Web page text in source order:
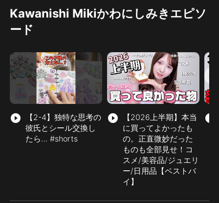
Kawanishi Mikiかわにしみきエピソ
ード
play_circle_filled
【2-4】独特な思考の
彼氏とシール交換し
たら… #shorts
play_circle_filled
【2026上半期】本当
に買ってよかったも
の。正直微妙だった
ものも全部見せ！コ
スメ/美容品/ジュエリ
ー/日用品【ベストバ
イ】
play_circle_filled